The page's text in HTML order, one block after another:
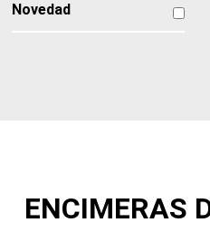
ENCIMERAS
Novedad